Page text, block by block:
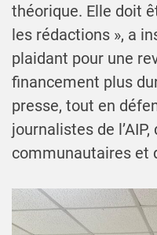
théorique. Elle doit
les rédactions », a
plaidant pour une
financement plus
presse, tout en
journalistes de
communautaires et